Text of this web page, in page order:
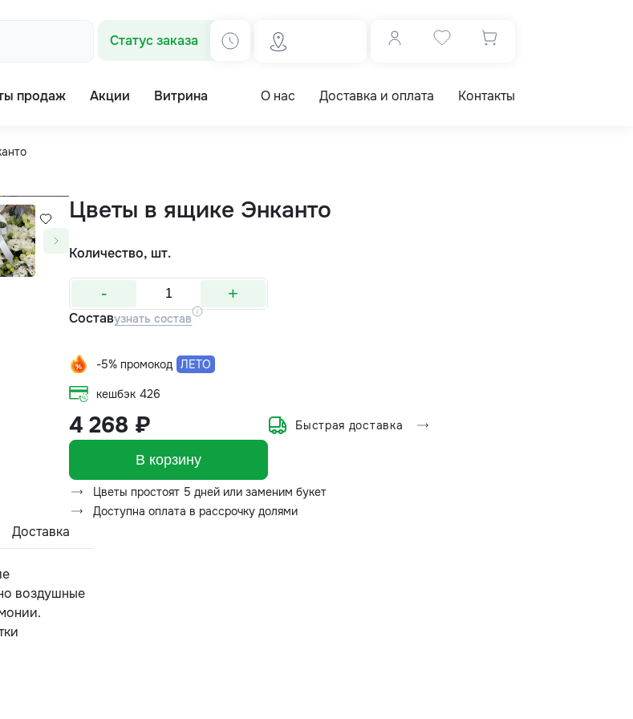
Статус заказа
продаж Акции Витрина О нас Доставка и оплата Контакты
Цветы в ящике Энканто
Количество, шт.
- +
Составузнать состав
-5% промокод ЛЕТО
кешбэк 426
4 268 ₽ Быстрая доставка
В корзину
Цветы простоят 5 дней или заменим букет
Доступна оплата в рассрочку долями
Доставка
воздушные